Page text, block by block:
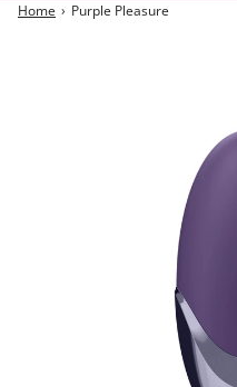
Home › Purple Pleasure